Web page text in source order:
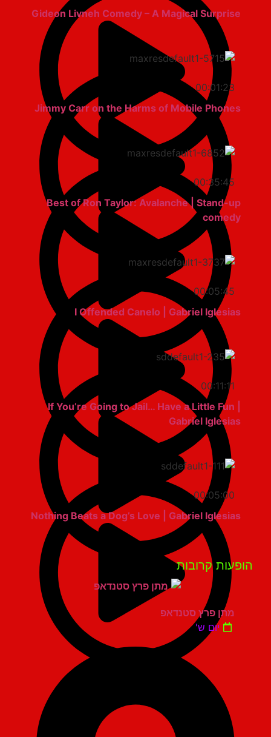
Gideon Livneh Comedy – A Magical Surprise
00:01:23
Jimmy Carr on the Harms of Mobile Phones
00:35:45
Best of Ron Taylor: Avalanche | Stand-up
comedy
00:05:45
I Offended Canelo | Gabriel Iglesias
00:11:11
If You’re Going to Jail… Have a Little Fun |
Gabriel Iglesias
00:05:00
Nothing Beats a Dog’s Love | Gabriel Iglesias
קרובות
מתן פרץ סטנדאפ
יום ש'